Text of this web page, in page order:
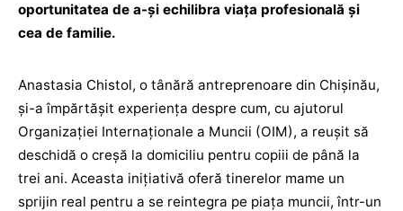
oportunitatea de a-și echilibra viața profesională și
cea de familie.
Anastasia Chistol, o tânără antreprenoare din Chișinău,
și-a împărtășit experiența despre cum, cu ajutorul
Organizației Internaționale a Muncii (OIM), a reușit să
deschidă o creșă la domiciliu pentru copiii de până la
trei ani. Aceasta inițiativă oferă tinerelor mame un
sprijin real pentru a se reintegra pe piața muncii, într-un